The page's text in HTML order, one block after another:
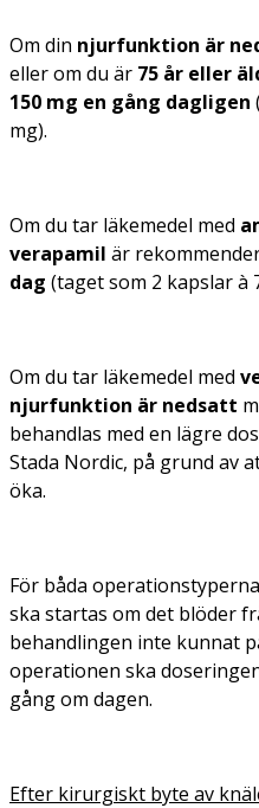
Om din njurfunktion är
eller om du är 75 år eller
150 mg en gång dagligen
mg).
Om du tar läkemedel med
verapamil är
dag (taget som 2 kapslar à
Om du tar läkemedel med
njurfunktion är nedsatt
behandlas med en lägre
Stada Nordic, på grund av
öka.
För båda
ska startas om det blöder
behandlingen inte kunnat
operationen ska
gång om dagen.
Efter kirurgiskt byte av